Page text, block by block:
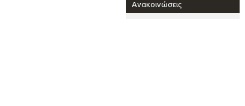
Ανακοινώσεις